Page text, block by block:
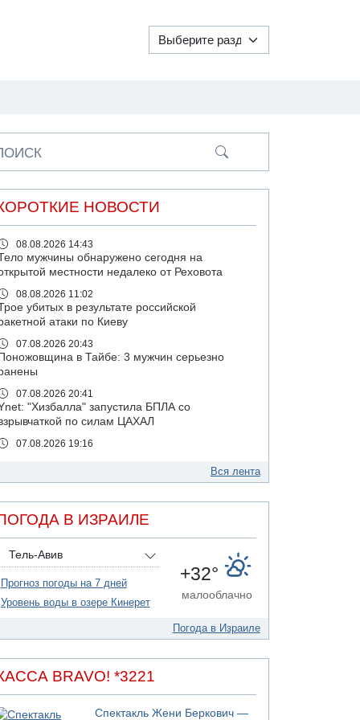
НОВОСТИ
08.08.2026 14:43
мужчины обнаружено сегодня на
местности недалеко от Реховота
08.08.2026 11:02
убитых в результате российской
атаки по Киеву
07.08.2026 20:43
Поножовщина в Тайбе: 3 мужчин серьезно
07.08.2026 20:41
"Хизбалла" запустила БПЛА со
по силам ЦАХАЛ
07.08.2026 19:16
Иерусалиме
Подозреваемый в домогательствах в хостеле
- Гильбоа Дахан
Обнародовано имя полицейского,
подозреваемого в коррупционных
07.08.2026 17:51
отказался заморозить лишение
льгот для уклонистов-харедим
Вся лента
В ИЗРАИЛЕ
Тель-Авив
Прогноз погоды на 7 дней
Уровень воды в озере Кинерет
+32°
малооблачно
Погода в Израиле
BRAVO! *3221
Спектакль Жени Беркович —